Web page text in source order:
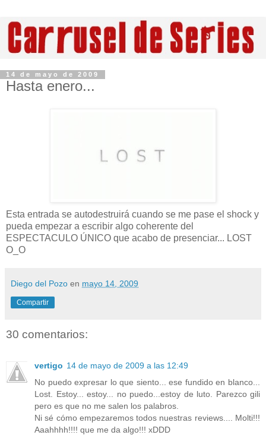
14 de mayo de 2009
Hasta enero...
Esta entrada se autodestruirá cuando se me pase el shock y
pueda empezar a escribir algo coherente del
ESPECTACULO ÚNICO que acabo de presenciar... LOST
O_O
Diego del Pozo en mayo 14, 2009
Compartir
30 comentarios:
vertigo 14 de mayo de 2009 a las 12:49
No puedo expresar lo que siento... ese fundido en blanco...
Lost. Estoy... estoy... no puedo...estoy de luto. Parezco gili
pero es que no me salen los palabros.
Ni sé cómo empezaremos todos nuestras reviews.... Molti!!!
Aaahhhh!!!! que me da algo!!! xDDD